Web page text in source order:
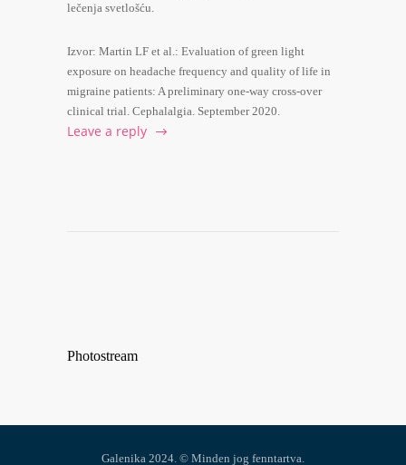
lečenja svetlošću.
Izvor: Martin LF et al.: Evaluation of green light
exposure on headache frequency and quality of life in
migraine patients: A preliminary one-way cross-over
clinical trial. Cephalalgia. September 2020.
Leave a reply
Photostream
Galenika 2024. © Minden jog fenntartva.